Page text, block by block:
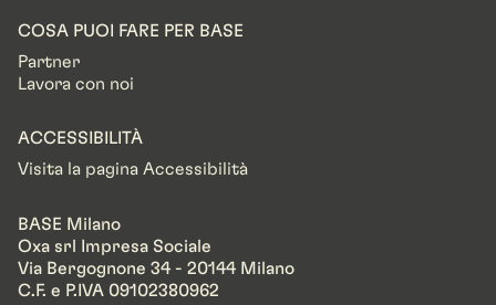
COSA PUOI FARE PER BASE
Partner
Lavora con noi
ACCESSIBILITÀ
Visita la pagina Accessibilità
BASE Milano
Oxa srl Impresa Sociale
Via Bergognone 34 - 20144 Milano
C.F. e P.IVA 09102380962